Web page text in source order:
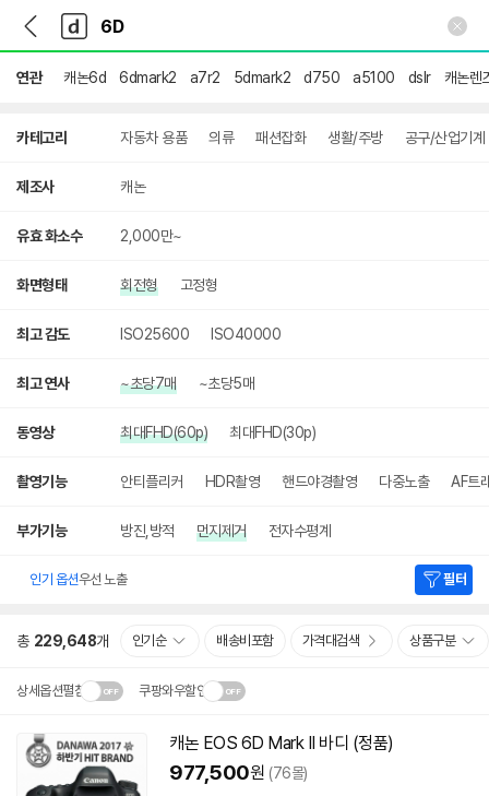
다
나
와
가
기
다
와
메
인
연관 캐논6d 6dmark2 a7r2 5dmark2 d750 a5100 dslr 캐논렌
카테고리 자동차 용품 의류 패션잡화 생활/주방 공구/산업기계
제조사 캐논
유효 화소수 2,000만~
화면형태 회전형 고정형
최고 감도 ISO25600 ISO40000
최고 연사 ~초당7매 ~초당5매
동영상 최대FHD(60p) 최대FHD(30p)
촬영기능 안티플리커 HDR촬영 핸드야경촬영 다중노출 AF트
부가기능 방진,방적 먼지제거 전자수평계
인기 옵션우선 노출 필터
총 229,648개 인기순 배송비포함 가격대검색 상품구분
상세옵션펼침 쿠팡와우할인
설치 환경·지역에 따라
배송·설치비가 달라집니다.
기
캐논 EOS 6D Mark II 바디 (정품)
977,500원 (76몰)